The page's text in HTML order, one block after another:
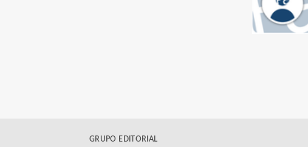
GRUPO EDITORIAL